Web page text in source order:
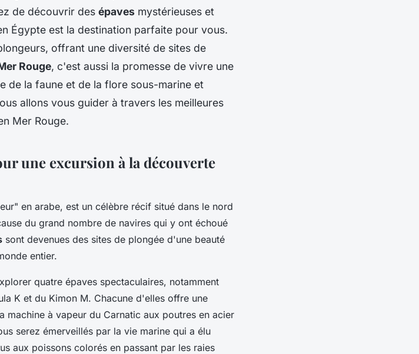
de découvrir des épaves mystérieuses et
Égypte est la destination parfaite pour vous.
offrant une diversité de sites de
Rouge, c'est aussi la promesse de vivre une
de la faune et de la flore sous-marine et
allons vous guider à travers les meilleures
Mer Rouge.
une excursion à la découverte
en arabe, est un célèbre récif situé dans le nord
du grand nombre de navires qui y ont échoué
sont devenues des sites de plongée d'une beauté
entier.
quatre épaves spectaculaires, notamment
K et du Kimon M. Chacune d'elles offre une
machine à vapeur du Carnatic aux poutres en acier
serez émerveillés par la vie marine qui a élu
aux poissons colorés en passant par les raies